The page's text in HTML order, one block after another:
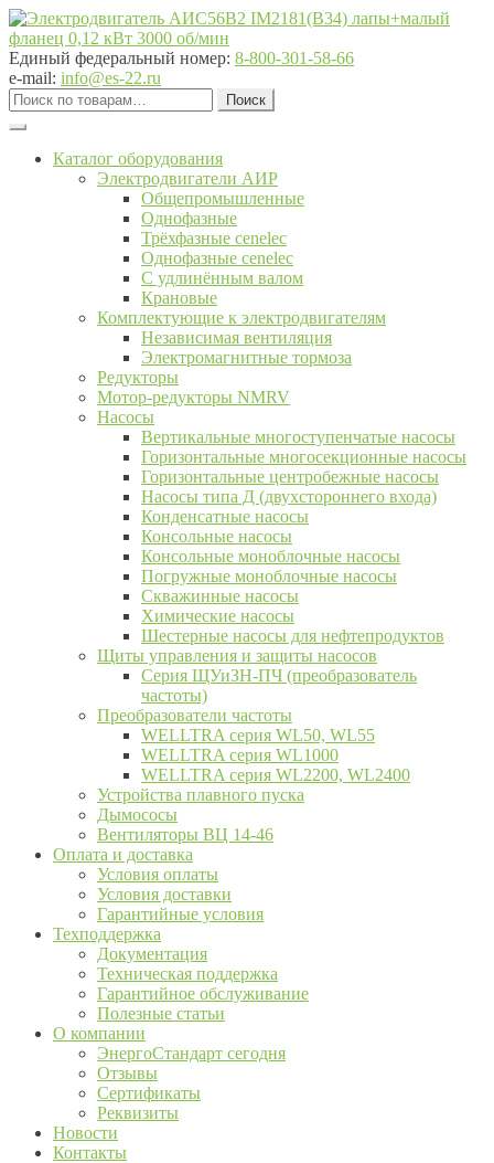
Перейти
к
навигации
Перейти
к
содержимому
Единый федеральный номер: 8-800-301-58-66
e-mail: info@es-22.ru
Искать:
Поиск
Каталог оборудования
Электродвигатели АИР
Общепромышленные
Однофазные
Трёхфазные cenelec
Однофазные cenelec
С удлинённым валом
Крановые
Комплектующие к электродвигателям
Независимая вентиляция
Электромагнитные тормоза
Редукторы
Мотор-редукторы NMRV
Насосы
Вертикальные многоступенчатые насосы
Горизонтальные многосекционные насосы
Горизонтальные центробежные насосы
Насосы типа Д (двухстороннего входа)
Конденсатные насосы
Консольные насосы
Консольные моноблочные насосы
Погружные моноблочные насосы
Скважинные насосы
Химические насосы
Шестерные насосы для нефтепродуктов
Щиты управления и защиты насосов
Серия ЩУиЗН-ПЧ (преобразователь
частоты)
Преобразователи частоты
WELLTRA cерия WL50, WL55
WELLTRA cерия WL1000
WELLTRA серия WL2200, WL2400
Устройства плавного пуска
Дымососы
Вентиляторы ВЦ 14-46
Оплата и доставка
Условия оплаты
Условия доставки
Гарантийные условия
Техподдержка
Документация
Техническая поддержка
Гарантийное обслуживание
Полезные статьи
О компании
ЭнергоСтандарт сегодня
Отзывы
Сертификаты
Реквизиты
Новости
Контакты